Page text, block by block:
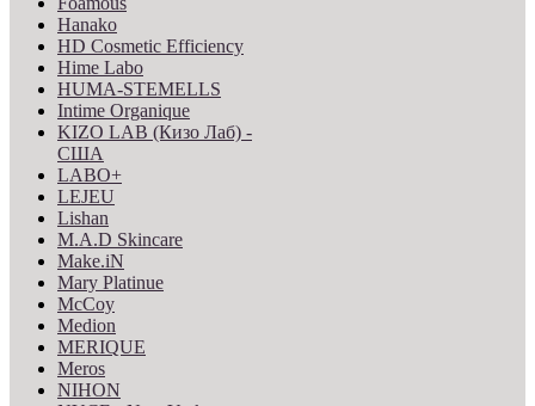
Hanako
HD Cosmetic Efficiency
Hime Labo
HUMA-STEMELLS
Intime Organique
KIZO LAB (Кизо Лаб) -
США
LABO+
LEJEU
Lishan
M.A.D Skincare
Make.iN
Mary Platinue
McCoy
Medion
MERIQUE
Meros
NIHON